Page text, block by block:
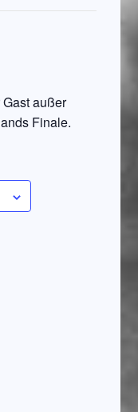
außer
Finale.